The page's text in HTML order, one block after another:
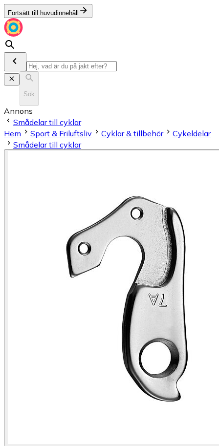
Fortsätt till huvudinnehåll
Sök
Annons
Smådelar till cyklar
Hem
Sport & Friluftsliv Cyklar & tillbehör
Cykeldelar
Smådelar till cyklar